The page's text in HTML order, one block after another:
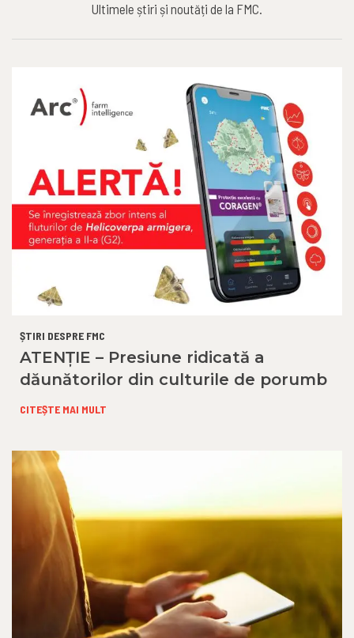
Ultimele știri și noutăți de la FMC.
ȘTIRI DESPRE FMC
ATENȚIE – Presiune ridicată a
dăunătorilor din culturile de porumb
CITEȘTE MAI MULT